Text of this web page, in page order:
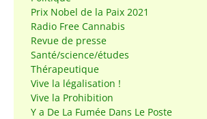
Prix Nobel de la Paix 2021
Radio Free Cannabis
Revue de presse
Santé/science/études
Thérapeutique
Vive la légalisation !
Vive la Prohibition
Y a De La Fumée Dans Le Poste